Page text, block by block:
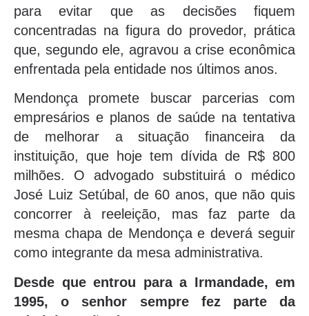
para evitar que as decisões fiquem
concentradas na figura do provedor, prática
que, segundo ele, agravou a crise econômica
enfrentada pela entidade nos últimos anos.
Mendonça promete buscar parcerias com
empresários e planos de saúde na tentativa
de melhorar a situação financeira da
instituição, que hoje tem dívida de R$ 800
milhões. O advogado substituirá o médico
José Luiz Setúbal, de 60 anos, que não quis
concorrer à reeleição, mas faz parte da
mesma chapa de Mendonça e deverá seguir
como integrante da mesa administrativa.
Desde que entrou para a Irmandade, em
1995, o senhor sempre fez parte da